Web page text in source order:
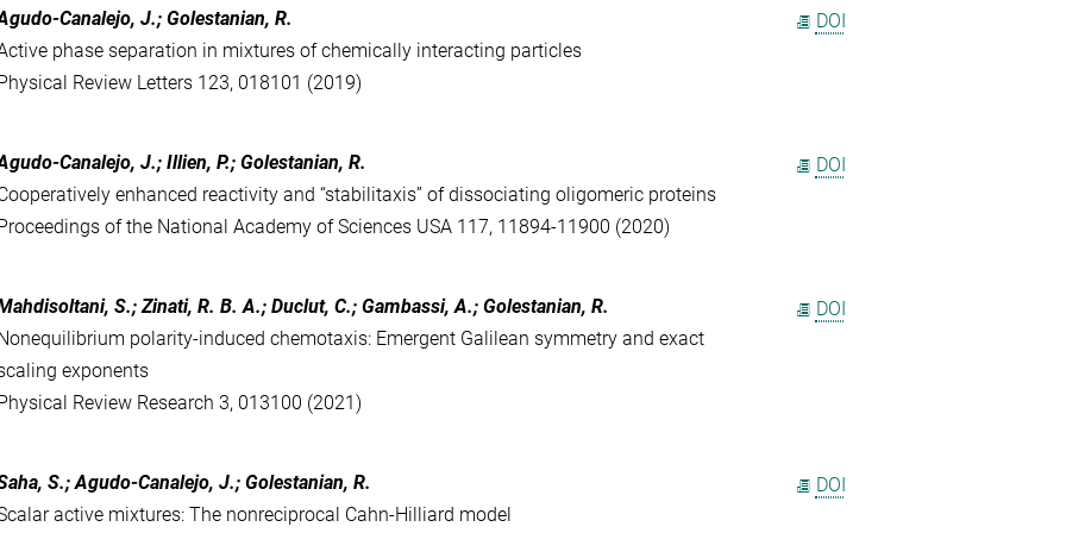
Canalejo, J.; Golestanian, R.
phase separation in mixtures of chemically interacting particles
Physical Review Letters 123, 018101 (2019)
DOI
Canalejo, J.; Illien, P.; Golestanian, R.
enhanced reactivity and “stabilitaxis” of dissociating oligomeric proteins
Proceedings of the National Academy of Sciences USA 117, 11894-11900 (2020)
DOI
S.; Zinati, R. B. A.; Duclut, C.; Gambassi, A.; Golestanian, R.
Nonequilibrium polarity-induced chemotaxis: Emergent Galilean symmetry and exact
exponents
Physical Review Research 3, 013100 (2021)
DOI
S.; Agudo-Canalejo, J.; Golestanian, R.
active mixtures: The nonreciprocal Cahn-Hilliard model
DOI